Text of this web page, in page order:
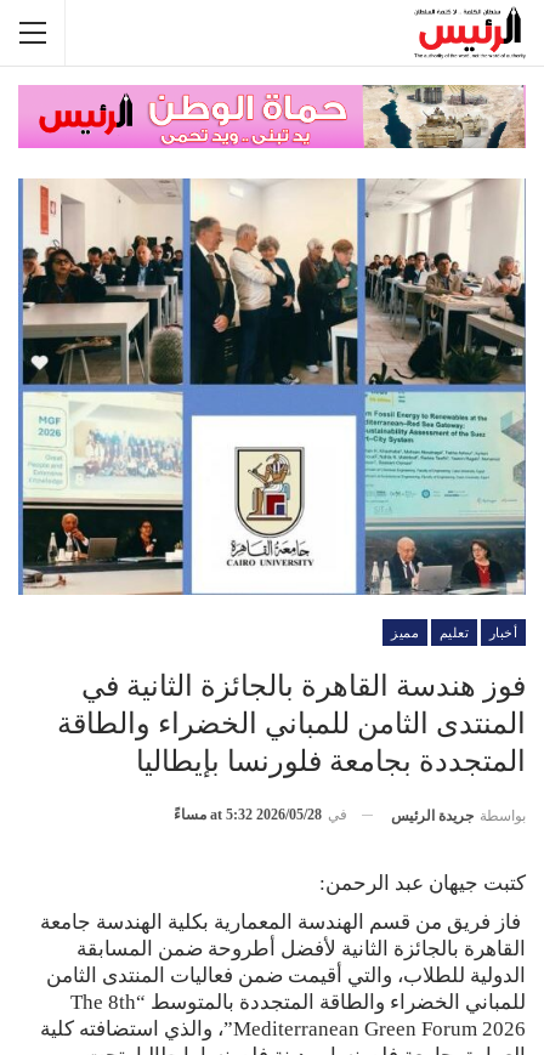
أخبار تعليم مميز
فوز هندسة القاهرة بالجائزة الثانية في
المنتدى الثامن للمباني الخضراء والطاقة
المتجددة بجامعة فلورنسا بإيطاليا
بواسطة جريدة الرئيس في 2026/05/28 at 5:32 مساءً
كتبت جيهان عبد الرحمن:
فاز فريق من قسم الهندسة المعمارية بكلية الهندسة جامعة
القاهرة بالجائزة الثانية لأفضل أطروحة ضمن المسابقة
الدولية للطلاب، والتي أقيمت ضمن فعاليات المنتدى الثامن
للمباني الخضراء والطاقة المتجددة بالمتوسط “The 8th
Mediterranean Green Forum 2026”، والذي استضافته كلية